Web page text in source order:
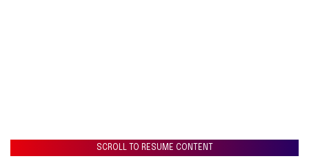
SCROLL TO RESUME CONTENT